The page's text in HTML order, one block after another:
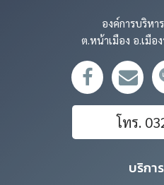
องค์การบริหา
ต.หน้าเมือง อ.เมือ
โทร.
บริกา